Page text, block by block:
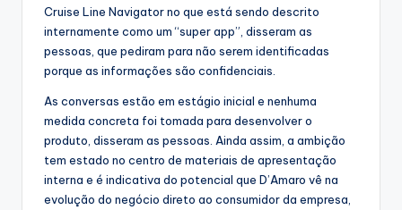
Cruise Line Navigator no que está sendo descrito
internamente como um “super app”, disseram as
pessoas, que pediram para não serem identificadas
porque as informações são confidenciais.
As conversas estão em estágio inicial e nenhuma
medida concreta foi tomada para desenvolver o
produto, disseram as pessoas. Ainda assim, a ambição
tem estado no centro de materiais de apresentação
interna e é indicativa do potencial que D’Amaro vê na
evolução do negócio direto ao consumidor da empresa,